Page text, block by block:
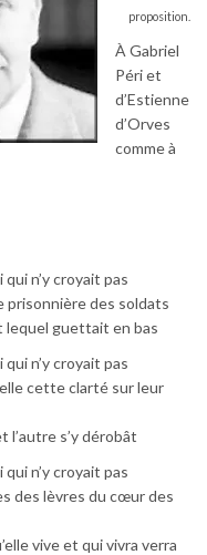
proposition.
À Gabriel
Péri et
d’Estienne
d’Orves
comme à
n’y croyait pas
prisonnière des soldats
lequel guettait en bas
n’y croyait pas
cette clarté sur leur
l’autre s’y dérobât
n’y croyait pas
des lèvres du cœur des
vive et qui vivra verra